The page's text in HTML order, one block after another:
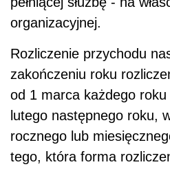
organizacyjnej.
Rozliczenie przychodu
zakończeniu roku
od 1 marca każdego
lutego następnego roku,
rocznego lub
tego, która forma